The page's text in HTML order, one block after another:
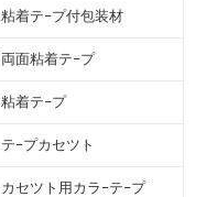
粘着テ−プ付包装材
両面粘着テ−プ
粘着テ−プ
テ−プカセツト
カセツト用カラ−テ−プ